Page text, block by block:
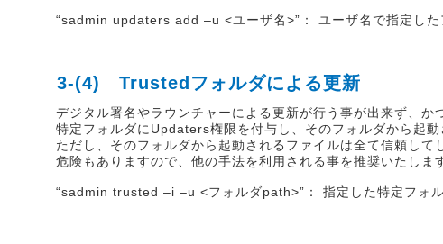
“sadmin updaters add –u <ユーザ名>”： ユーザ名で指定した
3-(4) Trustedフォルダによる更新
デジタル署名やラウンチャーによる更新が行う事が出来ず、か
特定フォルダにUpdaters権限を付与し、そのフォルダから起
ただし、そのフォルダから起動されるファイルは全て信頼し
危険もありますので、他の手法を利用される事を推奨いたしま
“sadmin trusted –i –u <フォルダpath>”： 指定した特定フォ